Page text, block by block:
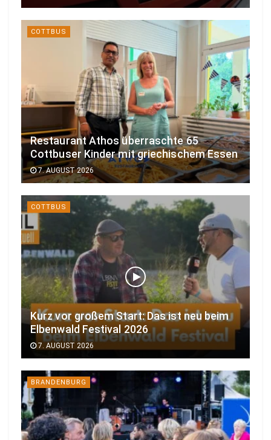
COTTBUS
Restaurant Athos überraschte 65
Cottbuser Kinder mit griechischem Essen
7. AUGUST 2026
COTTBUS
Kurz vor großem Start: Das ist neu beim
Elbenwald Festival 2026
7. AUGUST 2026
BRANDENBURG